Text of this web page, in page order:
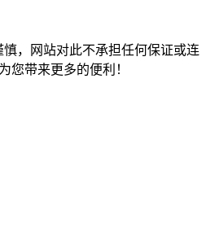
，网站对此不承担任何保证或连
您带来更多的便利！